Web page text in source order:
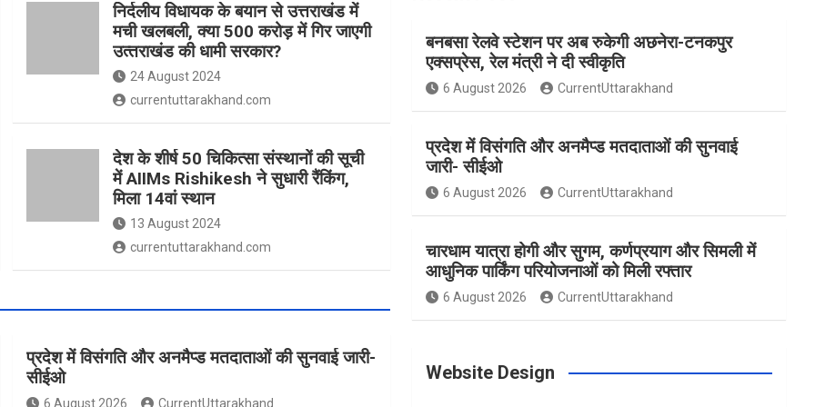
निर्दलीय विधायक के बयान से उत्तराखंड में
मची खलबली, क्‍या 500 करोड़ में गिर जाएगी
उत्‍तराखंड की धामी सरकार?
24 August 2024
currentuttarakhand.com
देश के शीर्ष 50 चिकित्सा संस्थानों की सूची
में AIIMs Rishikesh ने सुधारी रैंकिंग,
मिला 14वां स्थान
13 August 2024
currentuttarakhand.com
प्रदेश में विसंगति और अनमैप्ड मतदाताओं की सुनवाई जारी-
सीईओ
6 August 2026 CurrentUttarakhand
e
b
o
o
k
t
a
r
a
t
e
e
s
t
t
r
u
e
बनबसा रेलवे स्टेशन पर अब रुकेगी अछनेरा-टनकपुर
एक्सप्रेस, रेल मंत्री ने दी स्वीकृति
6 August 2026 CurrentUttarakhand
प्रदेश में विसंगति और अनमैप्ड मतदाताओं की सुनवाई
जारी- सीईओ
6 August 2026 CurrentUttarakhand
चारधाम यात्रा होगी और सुगम, कर्णप्रयाग और सिमली में
आधुनिक पार्किंग परियोजनाओं को मिली रफ्तार
6 August 2026 CurrentUttarakhand
Website Design